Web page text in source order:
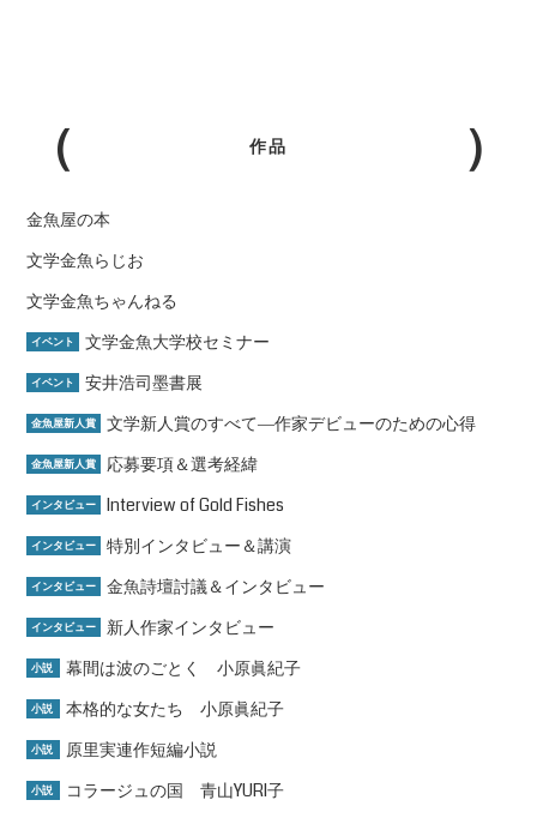
作品
金魚屋の本
文学金魚らじお
文学金魚ちゃんねる
イベント 文学金魚大学校セミナー
イベント 安井浩司墨書展
金魚屋新人賞 文学新人賞のすべて―作家デビューのための心得
金魚屋新人賞 応募要項＆選考経緯
インタビュー Interview of Gold Fishes
インタビュー 特別インタビュー＆講演
インタビュー 金魚詩壇討議＆インタビュー
インタビュー 新人作家インタビュー
小説 幕間は波のごとく 小原眞紀子
小説 本格的な女たち 小原眞紀子
小説 原里実連作短編小説
小説 コラージュの国 青山YURI子